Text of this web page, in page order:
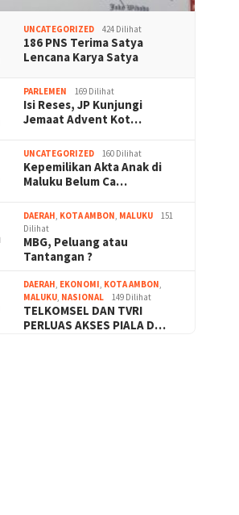
UNCATEGORIZED 424 Dilihat
186 PNS Terima Satya
Lencana Karya Satya
PARLEMEN 169 Dilihat
Isi Reses, JP Kunjungi
Jemaat Advent Kot…
UNCATEGORIZED 160 Dilihat
Kepemilikan Akta Anak di
Maluku Belum Ca…
DAERAH, KOTA AMBON, MALUKU
151
Dilihat
MBG, Peluang atau
Tantangan ?
DAERAH, EKONOMI, KOTA AMBON,
MALUKU, NASIONAL 149 Dilihat
TELKOMSEL DAN TVRI
PERLUAS AKSES PIALA D…